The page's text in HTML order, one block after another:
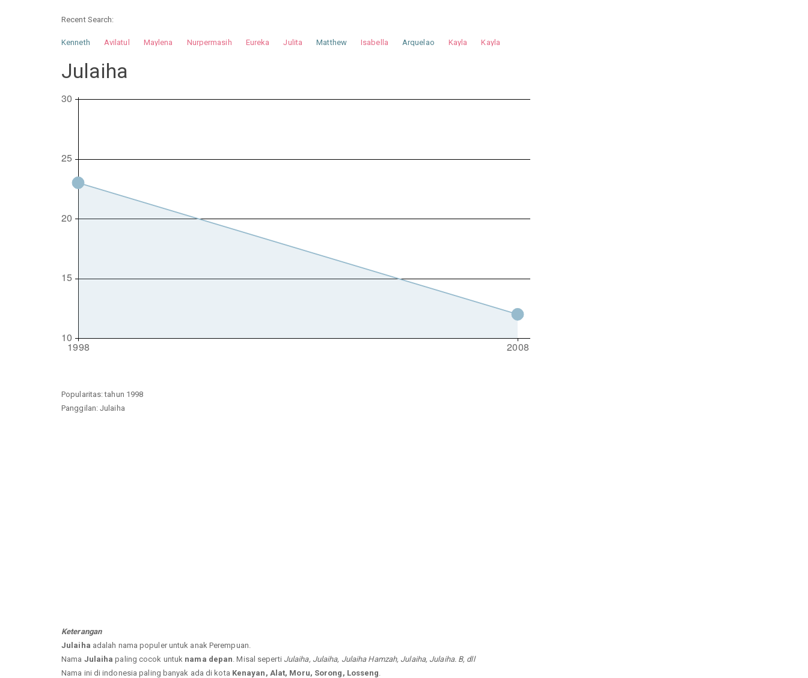
Recent Search:
Kenneth Avilatul Maylena Nurpermasih Eureka Julita Matthew Isabella Arquelao Kayla
Kayla
Julaiha
Popularitas: tahun 1998
Panggilan: Julaiha
Keterangan
Julaiha adalah nama populer untuk anak Perempuan.
Nama Julaiha paling cocok untuk nama depan . Misal seperti Julaiha, Julaiha, Julaiha Hamzah, Julaiha, Julaiha. B, dll
Nama ini di indonesia paling banyak ada di kota Kenayan, Alat, Moru, Sorong, Losseng